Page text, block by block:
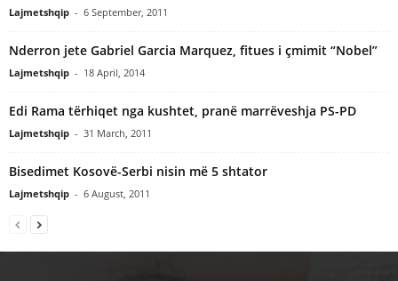
Lajmetshqip - 6 September, 2011
Nderron jete Gabriel Garcia Marquez, fitues i çmimit “Nobel”
Lajmetshqip - 18 April, 2014
Edi Rama tërhiqet nga kushtet, pranë marrëveshja PS-PD
Lajmetshqip - 31 March, 2011
Bisedimet Kosovë-Serbi nisin më 5 shtator
Lajmetshqip - 6 August, 2011